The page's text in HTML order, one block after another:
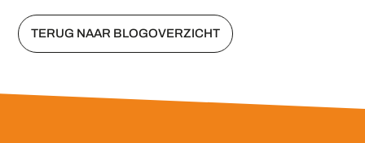
TERUG NAAR BLOGOVERZICHT